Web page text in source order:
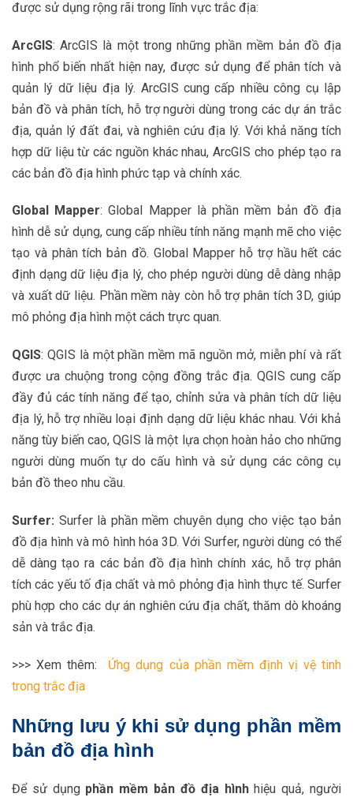
được sử dụng rộng rãi trong lĩnh vực trắc địa:
ArcGIS: ArcGIS là một trong những phần mềm bản đồ địa
hình phổ biến nhất hiện nay, được sử dụng để phân tích và
quản lý dữ liệu địa lý. ArcGIS cung cấp nhiều công cụ lập
bản đồ và phân tích, hỗ trợ người dùng trong các dự án trắc
địa, quản lý đất đai, và nghiên cứu địa lý. Với khả năng tích
hợp dữ liệu từ các nguồn khác nhau, ArcGIS cho phép tạo ra
các bản đồ địa hình phức tạp và chính xác.
Global Mapper: Global Mapper là phần mềm bản đồ địa
hình dễ sử dụng, cung cấp nhiều tính năng mạnh mẽ cho việc
tạo và phân tích bản đồ. Global Mapper hỗ trợ hầu hết các
định dạng dữ liệu địa lý, cho phép người dùng dễ dàng nhập
và xuất dữ liệu. Phần mềm này còn hỗ trợ phân tích 3D, giúp
mô phỏng địa hình một cách trực quan.
QGIS: QGIS là một phần mềm mã nguồn mở, miễn phí và rất
được ưa chuộng trong cộng đồng trắc địa. QGIS cung cấp
đầy đủ các tính năng để tạo, chỉnh sửa và phân tích dữ liệu
địa lý, hỗ trợ nhiều loại định dạng dữ liệu khác nhau. Với khả
năng tùy biến cao, QGIS là một lựa chọn hoàn hảo cho những
người dùng muốn tự do cấu hình và sử dụng các công cụ
bản đồ theo nhu cầu.
Surfer: Surfer là phần mềm chuyên dụng cho việc tạo bản
đồ địa hình và mô hình hóa 3D. Với Surfer, người dùng có thể
dễ dàng tạo ra các bản đồ địa hình chính xác, hỗ trợ phân
tích các yếu tố địa chất và mô phỏng địa hình thực tế. Surfer
phù hợp cho các dự án nghiên cứu địa chất, thăm dò khoáng
sản và trắc địa.
>>> Xem thêm:
Ứng dụng của phần mềm định vị vệ tinh
trong trắc địa
Những lưu ý khi sử dụng phần mềm
bản đồ địa hình
Để sử dụng phần mềm bản đồ địa hìnhhiệu quả, người